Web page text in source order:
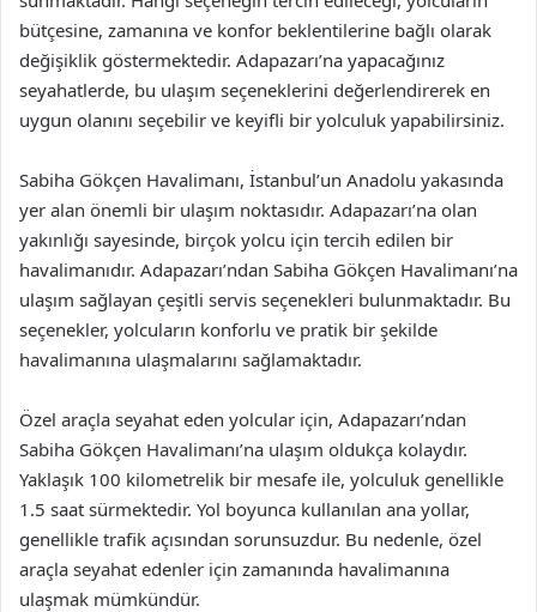
bütçesine, zamanına ve konfor beklentilerine bağlı olarak
değişiklik göstermektedir. Adapazarı’na yapacağınız
seyahatlerde, bu ulaşım seçeneklerini değerlendirerek en
uygun olanını seçebilir ve keyifli bir yolculuk yapabilirsiniz.
Sabiha Gökçen Havalimanı, İstanbul’un Anadolu yakasında
yer alan önemli bir ulaşım noktasıdır. Adapazarı’na olan
yakınlığı sayesinde, birçok yolcu için tercih edilen bir
havalimanıdır. Adapazarı’ndan Sabiha Gökçen Havalimanı’na
ulaşım sağlayan çeşitli servis seçenekleri bulunmaktadır. Bu
seçenekler, yolcuların konforlu ve pratik bir şekilde
havalimanına ulaşmalarını sağlamaktadır.
Özel araçla seyahat eden yolcular için, Adapazarı’ndan
Sabiha Gökçen Havalimanı’na ulaşım oldukça kolaydır.
Yaklaşık 100 kilometrelik bir mesafe ile, yolculuk genellikle
1.5 saat sürmektedir. Yol boyunca kullanılan ana yollar,
genellikle trafik açısından sorunsuzdur. Bu nedenle, özel
araçla seyahat edenler için zamanında havalimanına
ulaşmak mümkündür.